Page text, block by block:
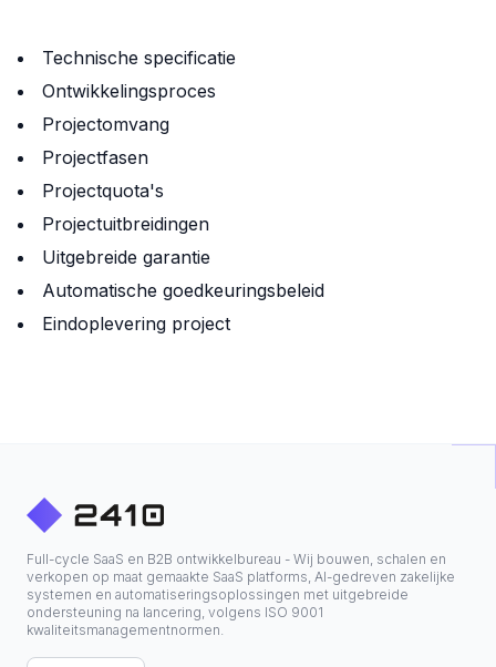
Technische specificatie
Ontwikkelingsproces
Projectomvang
Projectfasen
Projectquota's
Projectuitbreidingen
Uitgebreide garantie
Automatische goedkeuringsbeleid
Eindoplevering project
Full-cycle SaaS en B2B ontwikkelbureau - Wij bouwen, schalen en
verkopen op maat gemaakte SaaS platforms, AI-gedreven zakelijke
systemen en automatiseringsoplossingen met uitgebreide
ondersteuning na lancering, volgens ISO 9001
kwaliteitsmanagementnormen.